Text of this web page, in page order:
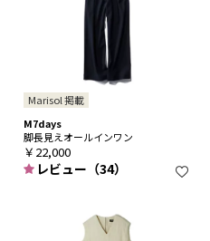
Marisol 掲載
M7days
脚長見えオールインワン
￥22,000
レビュー（34）